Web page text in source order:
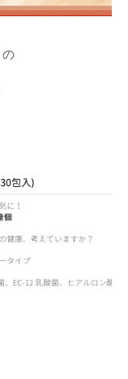
の